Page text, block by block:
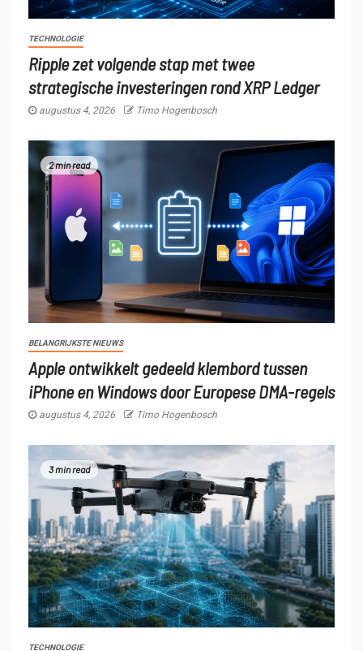
TECHNOLOGIE
Ripple zet volgende stap met twee
strategische investeringen rond XRP Ledger
augustus 4, 2026 Timo Hogenbosch
2 min read
BELANGRIJKSTE NIEUWS
Apple ontwikkelt gedeeld klembord tussen
iPhone en Windows door Europese DMA-regels
augustus 4, 2026 Timo Hogenbosch
3 min read
TECHNOLOGIE